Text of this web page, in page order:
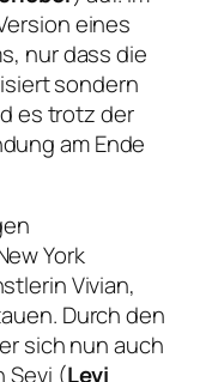
eines
nur dass die
sondern
es trotz der
am Ende
York
Vivian,
Durch den
sich nun auch
Sevi (Levi